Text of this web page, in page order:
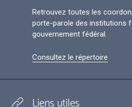
Retrouvez toutes les
porte-parole des institutions
gouvernement fédéral.
Consultez le répertoire
Liens utiles